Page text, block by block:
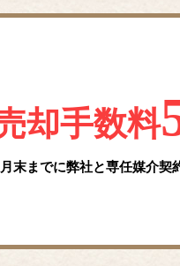
却手数料
末までに弊社と専任媒介契